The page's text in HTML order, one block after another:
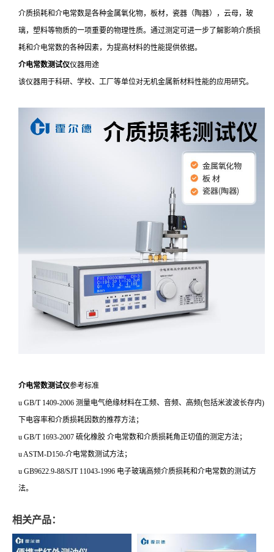
介质损耗和介电常数是各种金属氧化物，板材，瓷器（陶器），云母，玻
璃，塑料等物质的一项重要的物理性质。通过测定可进一步了解影响介质损
耗和介电常数的各种因素，为提高材料的性能提供依据。
介电常数测试仪仪器用途
该仪器用于科研、学校、工厂等单位对无机金属新材料性能的应用研究。
介电常数测试仪参考标准
u GB/T 1409-2006 测量电气绝缘材料在工频、音频、高频(包括米波波长存内)
下电容率和介质损耗因数的推荐方法；
u GB/T 1693-2007 硫化橡胶 介电常数和介质损耗角正切值的测定方法；
u ASTM-D150-介电常数测试方法；
u GB9622.9-88/SJT 11043-1996 电子玻璃高频介质损耗和介电常数的测试方
法。
相关产品：